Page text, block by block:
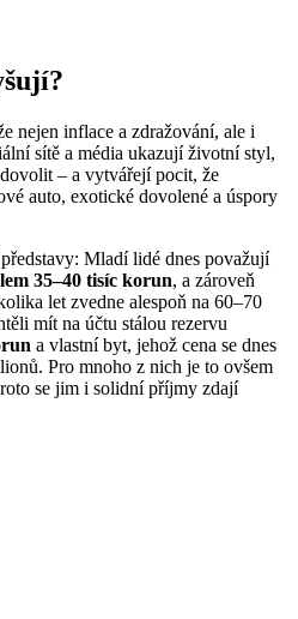
nejen inflace a zdražování, ale i
sítě a média ukazují životní styl,
– a vytvářejí pocit, že
auto, exotické dovolené a úspory
Mladí lidé dnes považují
35–40 tisíc korun, a zároveň
let zvedne alespoň na 60–70
mít na účtu stálou rezervu
a vlastní byt, jehož cena se dnes
Pro mnoho z nich je to ovšem
se jim i solidní příjmy zdají